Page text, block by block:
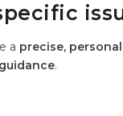
a precise,
.